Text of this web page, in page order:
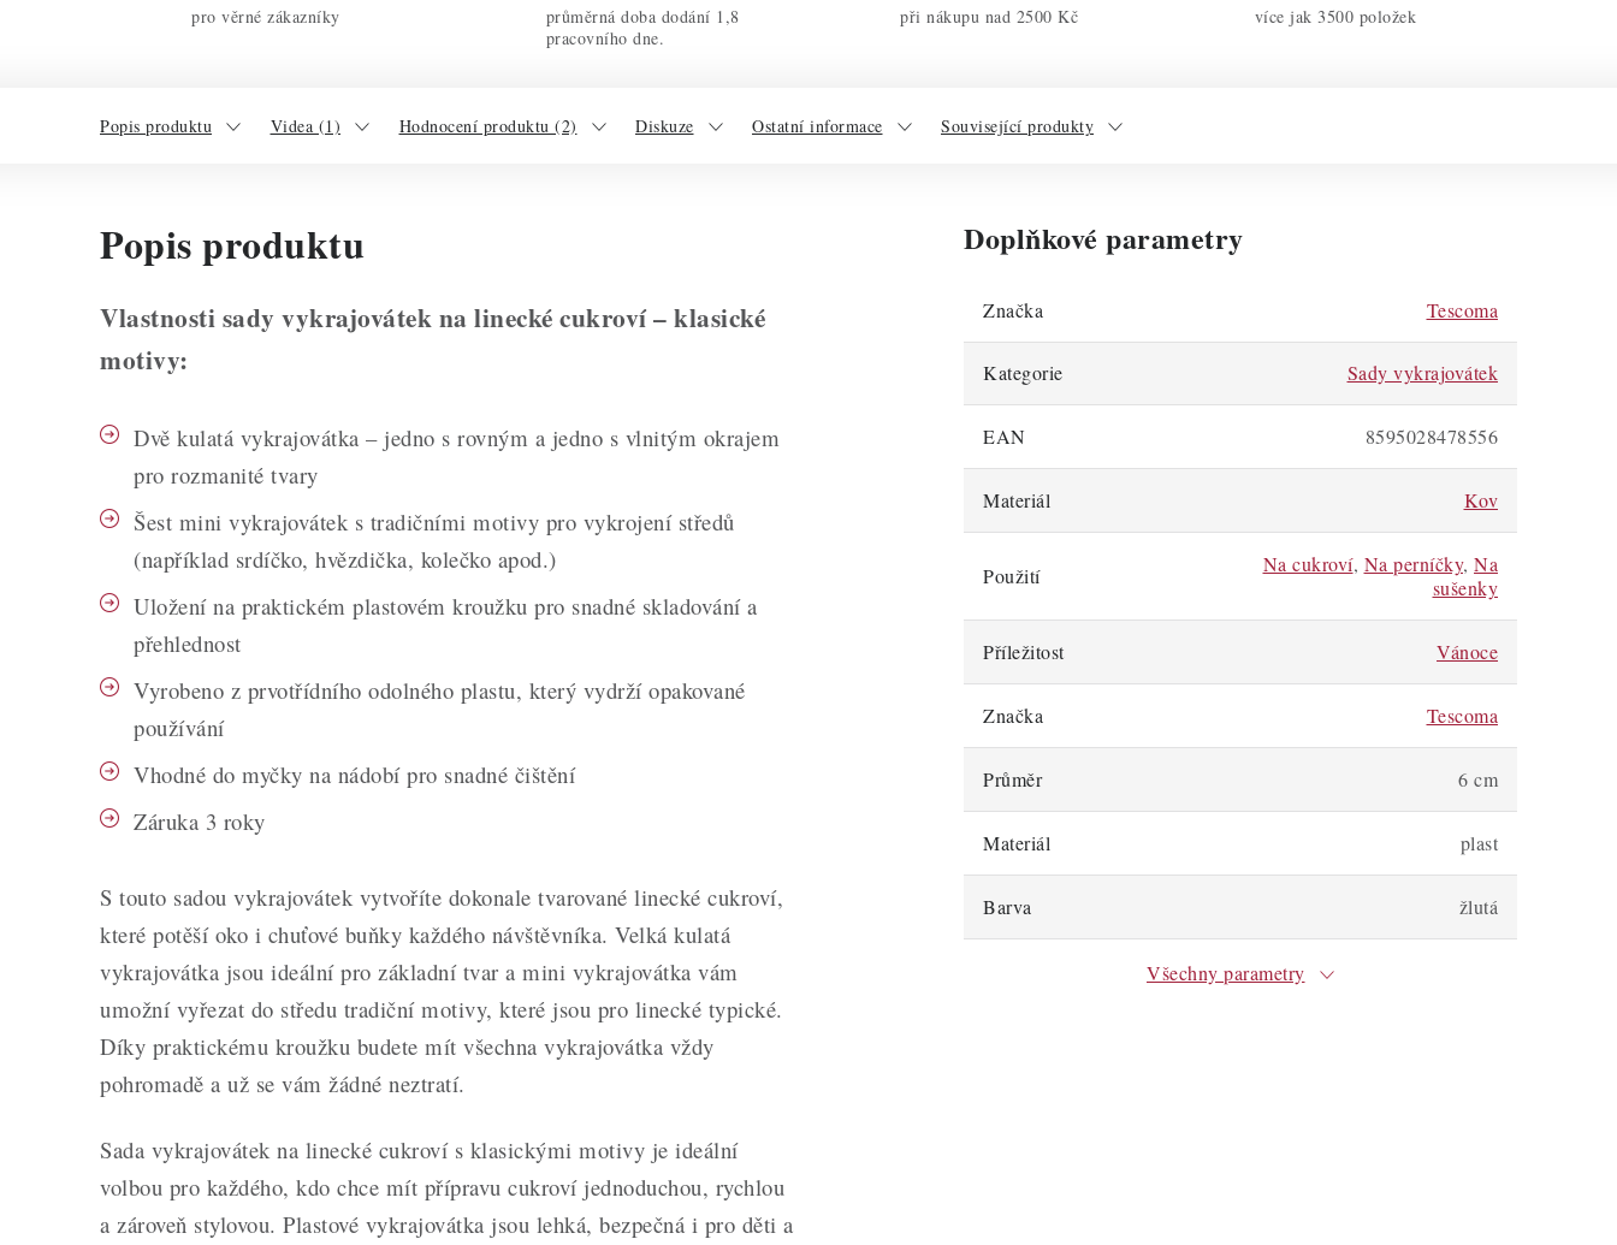
pro věrné zákazníky
průměrná doba dodání 1,8
pracovního dne.
při nákupu nad 2500 Kč více jak 3500 položek
Popis produktu Videa (1) Hodnocení produktu (2) Diskuze Ostatní informace Související produkty
Popis produktu
Vlastnosti sady vykrajovátek na linecké cukroví – klasické
motivy:
Dvě kulatá vykrajovátka – jedno s rovným a jedno s vlnitým okrajem
pro rozmanité tvary
Šest mini vykrajovátek s tradičními motivy pro vykrojení středů
(například srdíčko, hvězdička, kolečko apod.)
Uložení na praktickém plastovém kroužku pro snadné skladování a
přehlednost
Vyrobeno z prvotřídního odolného plastu, který vydrží opakované
používání
Vhodné do myčky na nádobí pro snadné čištění
Záruka 3 roky
S touto sadou vykrajovátek vytvoříte dokonale tvarované linecké cukroví,
které potěší oko i chuťové buňky každého návštěvníka. Velká kulatá
vykrajovátka jsou ideální pro základní tvar a mini vykrajovátka vám
umožní vyřezat do středu tradiční motivy, které jsou pro linecké typické.
Díky praktickému kroužku budete mít všechna vykrajovátka vždy
pohromadě a už se vám žádné neztratí.
Sada vykrajovátek na linecké cukroví s klasickými motivy je ideální
volbou pro každého, kdo chce mít přípravu cukroví jednoduchou, rychlou
a zároveň stylovou. Plastové vykrajovátka jsou lehká, bezpečná i pro děti a
Doplňkové parametry
Značka Tescoma
Kategorie Sady vykrajovátek
EAN 8595028478556
Materiál Kov
Použití Na cukroví, Na perníčky, Na
sušenky
Příležitost Vánoce
Značka Tescoma
Průměr 6 cm
Materiál plast
Barva žlutá
Všechny parametry